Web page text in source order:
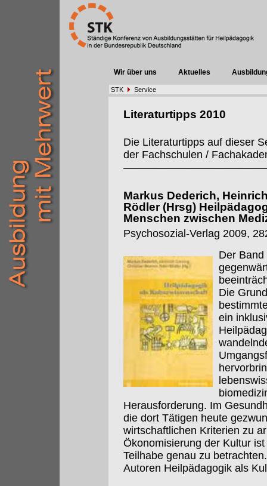
Wir über uns Aktuelles
STK Service
Literaturtipps 2010
Die Literaturtipps auf dieser
der Fachschulen /
Markus Dederich,
Rödler (Hrsg)
Menschen zwischen
Psychosozial-Verlag 2009,
Der
Die
ein
Herausforderung. Im
die dort Tätigen heute
wirtschaftlichen Kriterien zu
Ökonomisierung der Kultur
Teilhabe genau zu
Autoren Heilpädagogik als